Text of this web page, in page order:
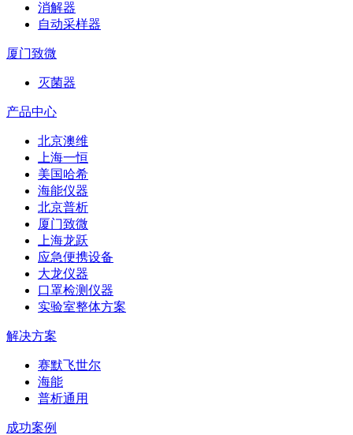
消解器
自动采样器
厦门致微
灭菌器
产品中心
北京澳维
上海一恒
美国哈希
海能仪器
北京普析
厦门致微
上海龙跃
应急便携设备
大龙仪器
口罩检测仪器
实验室整体方案
解决方案
赛默飞世尔
海能
普析通用
成功案例